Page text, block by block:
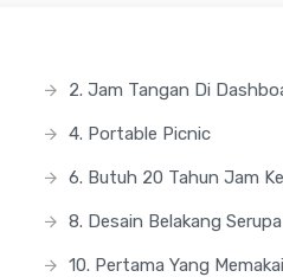
2. Jam Tangan Di
4. Portable Picnic
6. Butuh 20 Tahun Jam
8. Desain Belakang
10. Pertama Yang